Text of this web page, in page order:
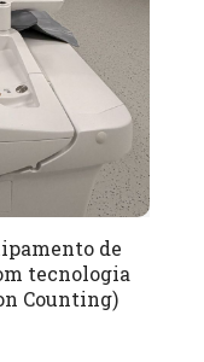
de
tecnologia
Counting)